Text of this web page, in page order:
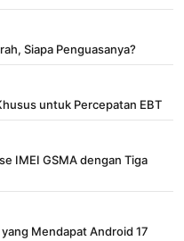
Siapa Penguasanya?
untuk Percepatan EBT
IMEI GSMA dengan Tiga
Mendapat Android 17